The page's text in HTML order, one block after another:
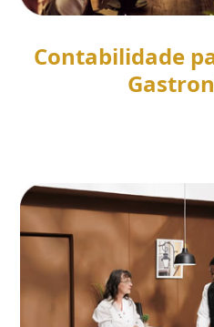
Contabilidade